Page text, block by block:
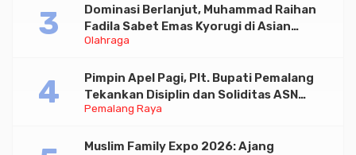
Olahraga
Dominasi Berlanjut, Muhammad Raihan
Fadila Sabet Emas Kyorugi di Asian
Taekwondo Indonesia Open 2026
Pemalang Raya
Pimpin Apel Pagi, Plt. Bupati Pemalang
Tekankan Disiplin dan Soliditas ASN
untuk Pelayanan Publik
Muslim Family Expo 2026: Ajang